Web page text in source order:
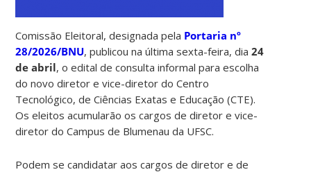
Comissão Eleitoral, designada pela Portaria nº
28/2026/BNU, publicou na última sexta-feira, dia24
de abril, o edital de consulta informal para escolha
do novo diretor e vice-diretor do Centro
Tecnológico, de Ciências Exatas e Educação (CTE).
Os eleitos acumularão os cargos de diretor e vice-
diretor do Campus de Blumenau da UFSC.
Podem se candidatar aos cargos de diretor e de